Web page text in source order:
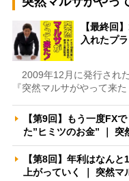
【最終回
入れたプ
2009年12月に発行され
『突然マルサがやって来
【第9回】もう一度FX
た”ヒミツのお金” ｜
【第8回】年利はなん
上がっていく ｜ 突然